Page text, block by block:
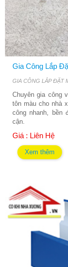
Gia Công Lắp
GIA CÔNG LẮP ĐẶT
Chuyên gia công
tôn màu cho nhà
công nhanh, bền
cận.
Giá : Liên Hệ
Xem thêm